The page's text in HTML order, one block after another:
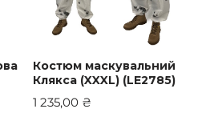
Костюм маскувальний
Клякса (XXXL) (LE2785)
1 235,00 ₴